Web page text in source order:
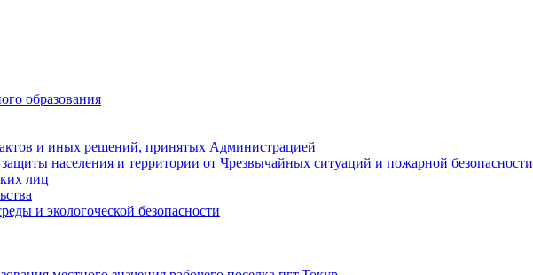
образования
и иных решений, принятых Администрацией
населения и территории от Чрезвычайных ситуаций и пожарной безопасности
лиц
и экологоческой безопасности